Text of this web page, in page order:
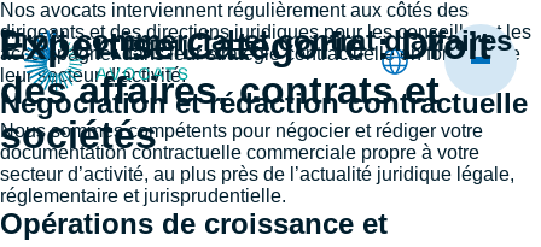
Expertise Categorie :Droit
des affaires, contrats et
sociétés
Droit commercial et contrat d’affaires
Nos avocats interviennent régulièrement aux côtés des
dirigeants et des directions juridiques pour les conseiller et les
accompagner dans leur stratégie contractuelle en fonction de
leur secteur d’activité.
Négociation et rédaction contractuelle
Nous sommes compétents pour négocier et rédiger votre
documentation contractuelle commerciale propre à votre
secteur d’activité, au plus près de l’actualité juridique légale,
réglementaire et jurisprudentielle.
Opérations de croissance et